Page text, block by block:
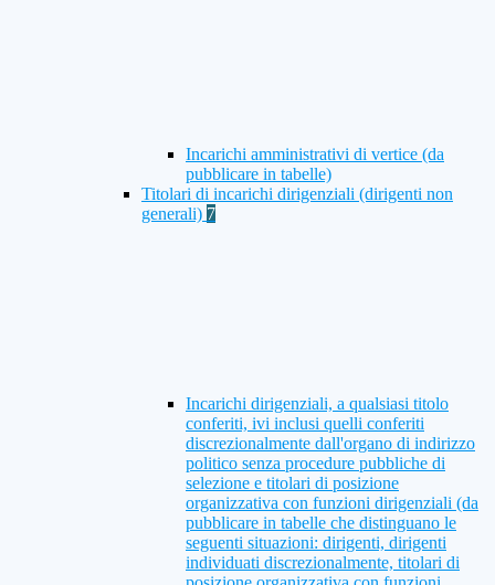
Incarichi amministrativi di vertice (da
pubblicare in tabelle)
Titolari di incarichi dirigenziali (dirigenti non
generali) 7
Incarichi dirigenziali, a qualsiasi titolo
conferiti, ivi inclusi quelli conferiti
discrezionalmente dall'organo di indirizzo
politico senza procedure pubbliche di
selezione e titolari di posizione
organizzativa con funzioni dirigenziali (da
pubblicare in tabelle che distinguano le
seguenti situazioni: dirigenti, dirigenti
individuati discrezionalmente, titolari di